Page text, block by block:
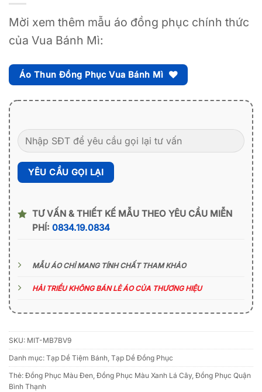
Mời xem thêm mẫu áo đồng phục chính thức
của Vua Bánh Mì:
Áo Thun Đồng Phục Vua Bánh Mì
TƯ VẤN & THIẾT KẾ MẪU THEO YÊU CẦU MIỄN
PHÍ: 0834.19.0834
MẪU ÁO CHỈ MANG TÍNH CHẤT THAM KHẢO
HẢI TRIỀU KHÔNG BÁN LẺ ÁO CỦA THƯƠNG HIỆU
SKU: MIT-MB7BV9
Danh mục: Tạp Dề Tiệm Bánh, Tạp Dề Đồng Phục
Thẻ: Đồng Phục Màu Đen, Đồng Phục Màu Xanh Lá Cây, Đồng Phục Quận
Bình Thạnh